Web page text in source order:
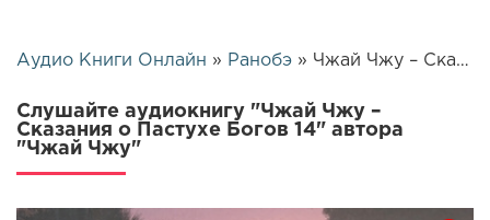
Аудио Книги Онлайн » Ранобэ » Чжай Чжу – Сказания о Пастухе Богов 14 | 26348
Слушайте аудиокнигу "Чжай Чжу –
Сказания о Пастухе Богов 14" автора
"Чжай Чжу"